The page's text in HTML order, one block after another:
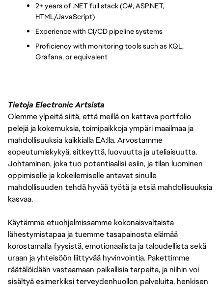
2+ years of .NET full stack (C#, ASP.NET,
HTML/JavaScript)
Experience with CI/CD pipeline systems
Proficiency with monitoring tools such as KQL,
Grafana, or equivalent
Tietoja Electronic Artsista
Olemme ylpeitä siitä, että meillä on kattava portfolio
pelejä ja kokemuksia, toimipaikkoja ympäri maailmaa ja
mahdollisuuksia kaikkialla EA:lla. Arvostamme
sopeutumiskykyä, sitkeyttä, luovuutta ja uteliaisuutta.
Johtaminen, joka tuo potentiaalisi esiin, ja tilan luominen
oppimiselle ja kokeilemiselle antavat sinulle
mahdollisuuden tehdä hyvää työtä ja etsiä mahdollisuuksia
kasvaa.
Käytämme etuohjelmissamme kokonaisvaltaista
lähestymistapaa ja tuemme tasapainosta elämää
korostamalla fyysistä, emotionaalista ja taloudellista sekä
uraan ja yhteisöön liittyvää hyvinvointia. Pakettimme
räätälöidään vastaamaan paikallisia tarpeita, ja niihin voi
sisältyä esimerkiksi terveydenhuollon palveluita, henkisen